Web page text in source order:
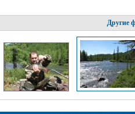
Другие